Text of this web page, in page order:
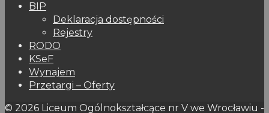
BIP
Deklaracja dostępności
Rejestry
RODO
KSeF
Wynajem
Przetargi – Oferty
© 2026 Liceum Ogólnokształcące nr V we Wrocławiu -